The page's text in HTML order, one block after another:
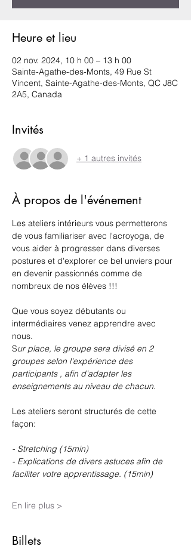
Heure et lieu
02 nov. 2024, 10 h 00 – 13 h 00
Sainte-Agathe-des-Monts, 49 Rue St
Vincent, Sainte-Agathe-des-Monts, QC J8C
2A5, Canada
Invités
+ 1 autres invités
À propos de l'événement
Les ateliers intérieurs vous permetterons
de vous familiariser avec l'acroyoga, de
vous aider à progresser dans diverses
postures et d'explorer ce bel unviers pour
en devenir passionnés comme de
nombreux de nos élèves !!!
Que vous soyez débutants ou
intermédiaires venez apprendre avec
nous.
Sur place, le groupe sera divisé en 2
groupes selon l'expérience des
participants , afin d'adapter les
enseignements au niveau de chacun.
Les ateliers seront structurés de cette
façon:
- Stretching (15min)
- Explications de divers astuces afin de
faciliter votre apprentissage. (15min)
En lire plus >
Billets